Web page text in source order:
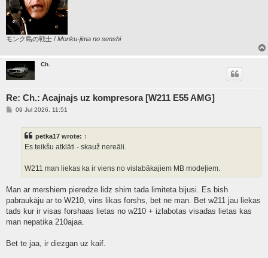
モンク島の戦士 / Monku-jima no senshi
Ch.
Re: Ch.: Acajnajs uz kompresora [W211 E55 AMG]
P09 Jul 2026, 11:51
petka17 wrote: ↑
Es teikšu atklāti - skauž nereāli.
W211 man liekas ka ir viens no vislabākajiem MB modeļiem.
Man ar mershiem pieredze lidz shim tada limiteta bijusi. Es bish
pabraukāju ar to W210, vins likas forshs, bet ne man. Bet w211 jau liekas
tads kur ir visas forshaas lietas no w210 + izlabotas visadas lietas kas
man nepatika 210ajaa.
Bet te jaa, ir diezgan uz kaif.